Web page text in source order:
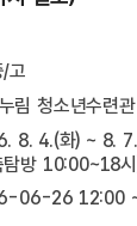
고
림 청소년수련관
8. 4.(화) ~ 8.
탐방 10:00~18
06-26 12:00